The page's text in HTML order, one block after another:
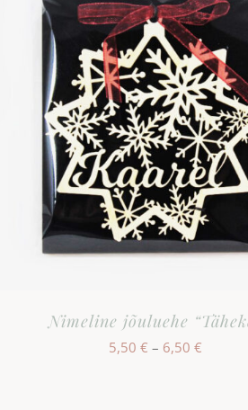
SELLEL
TOOTEL
MITU
VALIKUID
SAAB
TEHA
Nimeline jõuluehe
5,50 € – 6,50 €